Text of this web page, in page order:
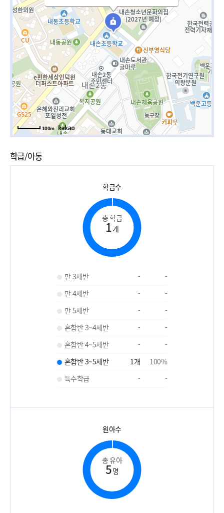
100m
학급/아동
학급수
총 학급
1개
만 3세반 -
-
만 4세반
-
-
만 5세반
-
-
혼합반 3~4세반
-
-
혼합반 4~5세반
-
-
혼합반 3~5세반
1개 100%
특수학급
- -
원아수
총 유아
5명